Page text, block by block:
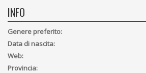
INFO
Genere preferito:
Data di nascita:
Web:
Provincia: